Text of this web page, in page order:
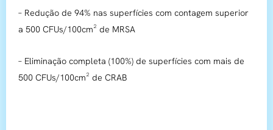
– Redução de 94% nas superfícies com contagem superior
a 500 CFUs/100cm² de MRSA
– Eliminação completa (100%) de superfícies com mais de
500 CFUs/100cm² de CRAB